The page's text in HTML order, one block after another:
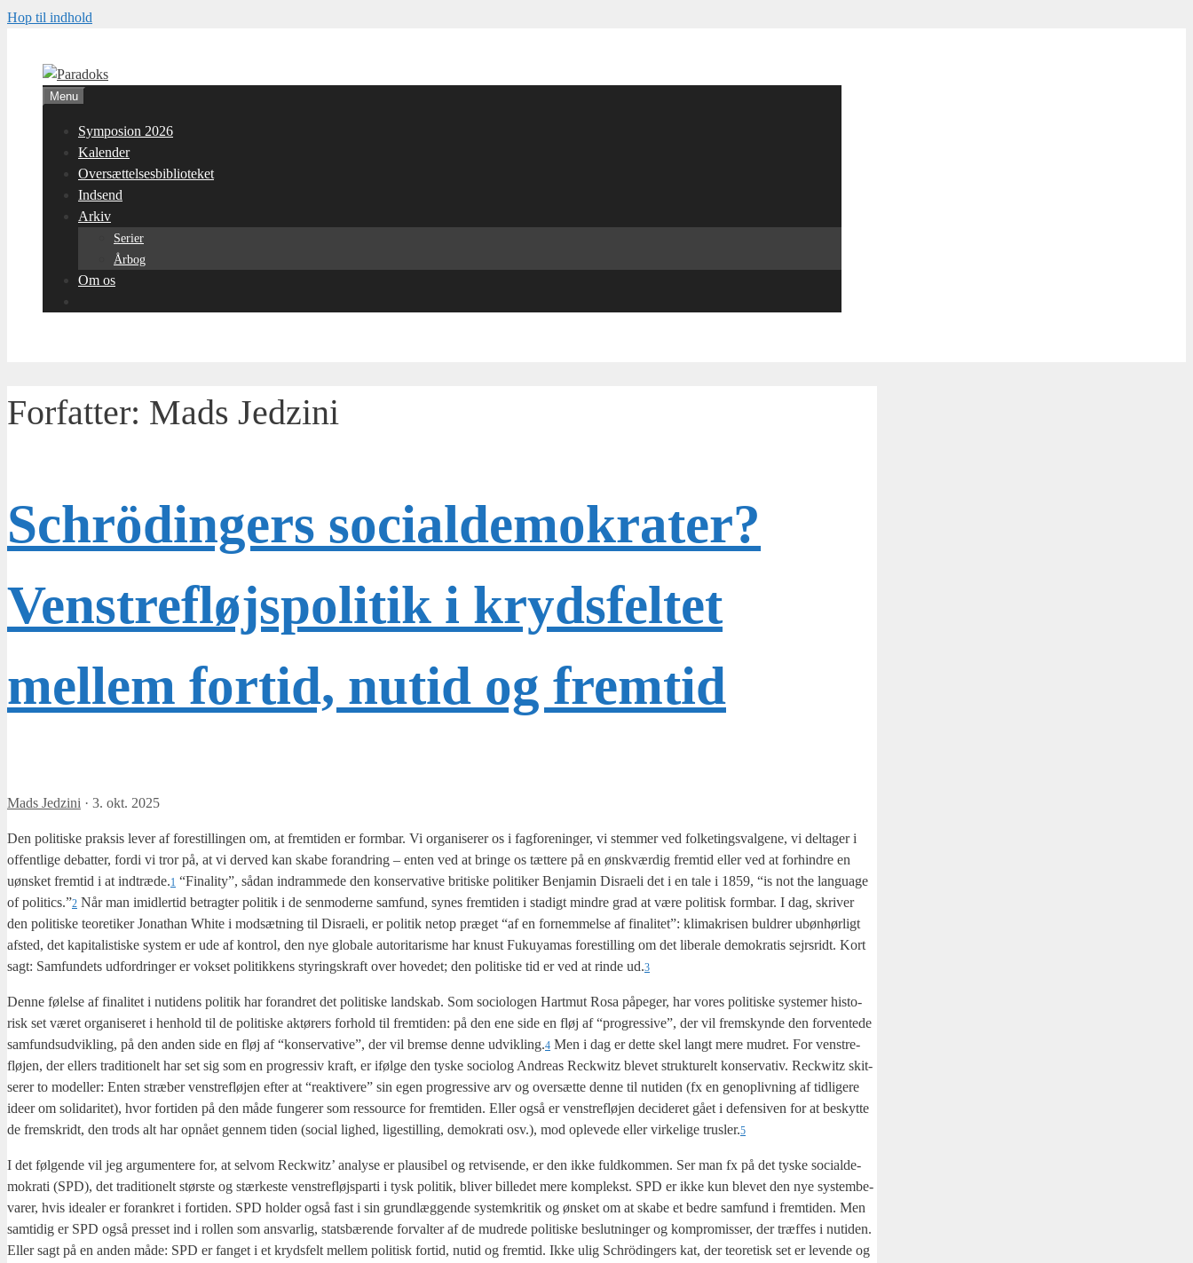
Hop til indhold
Menu
Symposion 2026
Kalender
Oversættelsesbiblioteket
Indsend
Arkiv
Serier
Årbog
Om os
Forfatter: Mads Jedzini
Schrödingers social­demokrater?
Venstrefløjs­politik i krydsfeltet
mellem fortid, nutid og fremtid
Mads Jedzini · 3. okt. 2025
Den poli­ti­ske prak­sis lever af fore­stil­lin­gen om, at frem­ti­den er form­bar. Vi orga­ni­se­rer os i fag­for­e­nin­ger, vi stem­mer ved fol­ke­tings­val­ge­ne, vi del­ta­ger i
offent­li­ge debat­ter, for­di vi tror på, at vi der­ved kan ska­be for­an­dring – enten ved at brin­ge os tæt­te­re på en ønsk­vær­dig frem­tid eller ved at for­hin­dre en
uøn­sket frem­tid i at indtræde.1 “Fina­li­ty”, sådan indram­me­de den kon­ser­va­ti­ve bri­ti­ske poli­ti­ker Benja­min Dis­ra­e­li det i en tale i 1859, “is not the langu­a­ge
of politics.”2 Når man imid­ler­tid betrag­ter poli­tik i de sen­mo­der­ne sam­fund, synes frem­ti­den i sta­digt min­dre grad at være poli­tisk form­bar. I dag, skri­ver
den poli­ti­ske teo­re­ti­ker Jonat­han Whi­te i mod­sæt­ning til Dis­ra­e­li, er poli­tik net­op præ­get “af en for­nem­mel­se af fina­li­tet”: kli­ma­kri­sen bul­drer ubøn­hør­ligt
afsted, det kapi­ta­li­sti­ske system er ude af kon­trol, den nye glo­ba­le auto­ri­ta­ris­me har knust Fukuy­a­mas fore­stil­ling om det libe­ra­le demo­kra­tis sej­rs­ridt. Kort
sagt: Sam­fun­dets udfor­drin­ger er vok­set poli­tik­kens sty­rings­kraft over hove­d­et; den poli­ti­ske tid er ved at rin­de ud.3
Den­ne følel­se af fina­li­tet i nuti­dens poli­tik har for­an­dret det poli­ti­ske land­skab. Som socio­lo­gen Hart­mut Rosa påpe­ger, har vores poli­ti­ske syste­mer histo­
risk set været orga­ni­se­ret i hen­hold til de poli­ti­ske aktø­rers for­hold til frem­ti­den: på den ene side en fløj af “pro­g­res­si­ve”, der vil frem­skyn­de den for­ven­te­de
sam­funds­ud­vik­ling, på den anden side en fløj af “kon­ser­va­ti­ve”, der vil brem­se den­ne udvikling.4 Men i dag er det­te skel langt mere mud­ret. For ven­stre­
fløj­en, der ellers tra­di­tio­nelt har set sig som en pro­gres­siv kraft, er iføl­ge den tyske socio­log Andreas Reck­witz ble­vet struk­tu­relt kon­ser­va­tiv. Reck­witz skit­
se­rer to model­ler: Enten stræ­ber ven­stre­fløj­en efter at “reak­ti­ve­re” sin egen pro­g­res­si­ve arv og over­sæt­te den­ne til nuti­den (fx en genop­liv­ning af tid­li­ge­re
ide­er om soli­da­ri­tet), hvor for­ti­den på den måde fun­ge­rer som res­sour­ce for frem­ti­den. Eller også er ven­stre­fløj­en deci­de­ret gået i defen­si­ven for at beskyt­te
de frem­skridt, den trods alt har opnå­et gen­nem tiden (soci­al lig­hed, lige­stil­ling, demo­kra­ti osv.), mod ople­ve­de eller vir­ke­li­ge trusler.5
I det føl­gen­de vil jeg argu­men­te­re for, at selv­om Reck­witz’ ana­ly­se er plau­si­bel og ret­vi­sen­de, er den ikke fuld­kom­men. Ser man fx på det tyske soci­al­de­
mo­kra­ti (SPD), det tra­di­tio­nelt stør­ste og stær­ke­ste ven­stre­fløjs­par­ti i tysk poli­tik, bli­ver bil­le­det mere kom­plekst. SPD er ikke kun ble­vet den nye system­be­
va­rer, hvis ide­a­ler er for­ank­ret i for­ti­den. SPD hol­der også fast i sin grund­læg­gen­de system­kri­tik og ønsket om at ska­be et bed­re sam­fund i frem­ti­den. Men
sam­ti­dig er SPD også pres­set ind i rol­len som ansvar­lig, stats­bæ­ren­de for­val­ter af de mud­re­de poli­ti­ske beslut­nin­ger og kom­pro­mis­ser, der træf­fes i nuti­den.
Eller sagt på en anden måde: SPD er fan­get i et kryds­felt mel­lem poli­tisk for­tid, nutid og frem­tid. Ikke ulig Schrö­din­gers kat, der teo­re­tisk set er leven­de og